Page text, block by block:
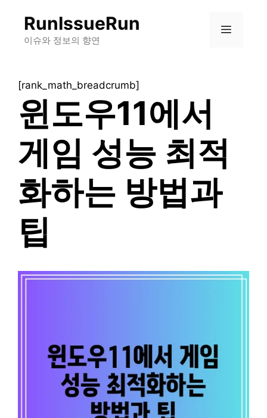
RunIssueRun
이슈와 정보의 향연
메
[rank_math_breadcrumb]
윈도우11에서
게임 성능 최적
화하는 방법과
팁